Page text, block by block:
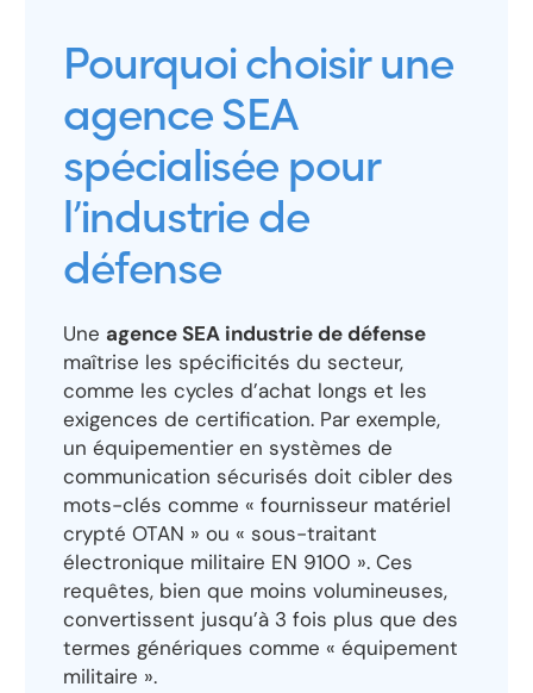
Pourquoi choisir une
agence SEA
spécialisée pour
l’industrie de
défense
Une agence SEA industrie de défense
maîtrise les spécificités du secteur,
comme les cycles d’achat longs et les
exigences de certification. Par exemple,
un équipementier en systèmes de
communication sécurisés doit cibler des
mots-clés comme « fournisseur matériel
crypté OTAN » ou « sous-traitant
électronique militaire EN 9100 ». Ces
requêtes, bien que moins volumineuses,
convertissent jusqu’à 3 fois plus que des
termes génériques comme « équipement
militaire ».